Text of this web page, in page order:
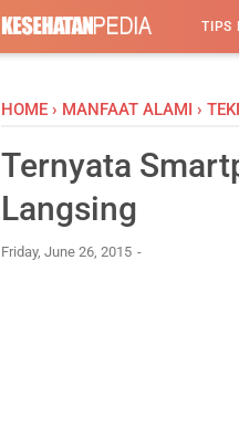
TIPS
HOME › MANFAAT ALAMI ›
Ternyata
Langsing
Friday, June 26, 2015